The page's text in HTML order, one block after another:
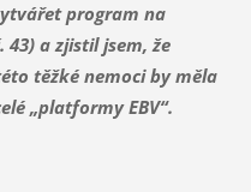
program na
a zjistil jsem, že
těžké nemoci by měla
„platformy EBV“.